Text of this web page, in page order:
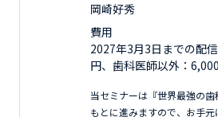
岡崎好秀
費用
2027年3月3日までの配
円、歯科医師以外：
当セミナーは『世界最強の
もとに進みますので、お手